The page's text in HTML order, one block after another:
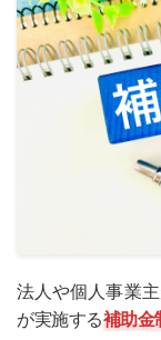
法人や個人事業
が実施する補助金